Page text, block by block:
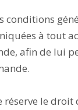
conditions
à tout
afin de lui
réserve le droit